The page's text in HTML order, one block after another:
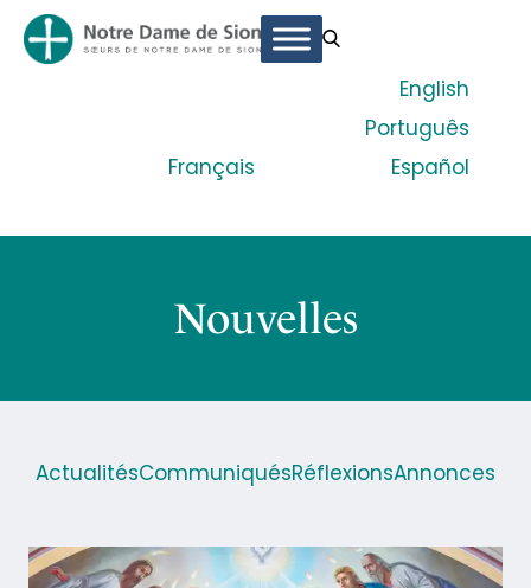
Français
English
Português
Español
Nouvelles
ActualitésCommuniquésRéflexionsAnnonces